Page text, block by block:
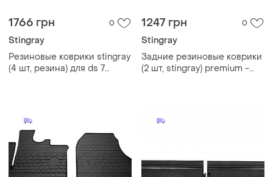
1766 грн 0
Stingray
Резиновые коврики stingray
(4 шт, резина) для ds 7
1247 грн 0
Stingray
Задние резиновые коврики
(2 шт, stingray) premium -